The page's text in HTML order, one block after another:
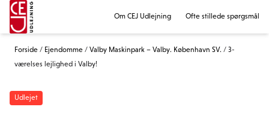
Om CEJ Udlejning Ofte stillede spørgsmål
Forside / Ejendomme / Valby Maskinpark – Valby. København SV. / 3-
værelses lejlighed i Valby!
Udlejet